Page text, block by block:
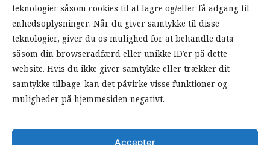
teknologier såsom cookies til at lagre og/eller få adgang til
enhedsoplysninger. Når du giver samtykke til disse
teknologier, giver du os mulighed for at behandle data
såsom din browseradfærd eller unikke ID’er på dette
website. Hvis du ikke giver samtykke eller trækker dit
samtykke tilbage, kan det påvirke visse funktioner og
muligheder på hjemmesiden negativt.
Accepter
OM ARBEJDEREN
SOUNDCLOUD RSS FEEDS
FØLG ARBEJDEREN